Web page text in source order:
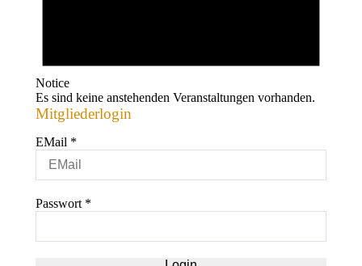
Notice
Es sind keine anstehenden Veranstaltungen vorhanden.
Mitgliederlogin
EMail *
Passwort *